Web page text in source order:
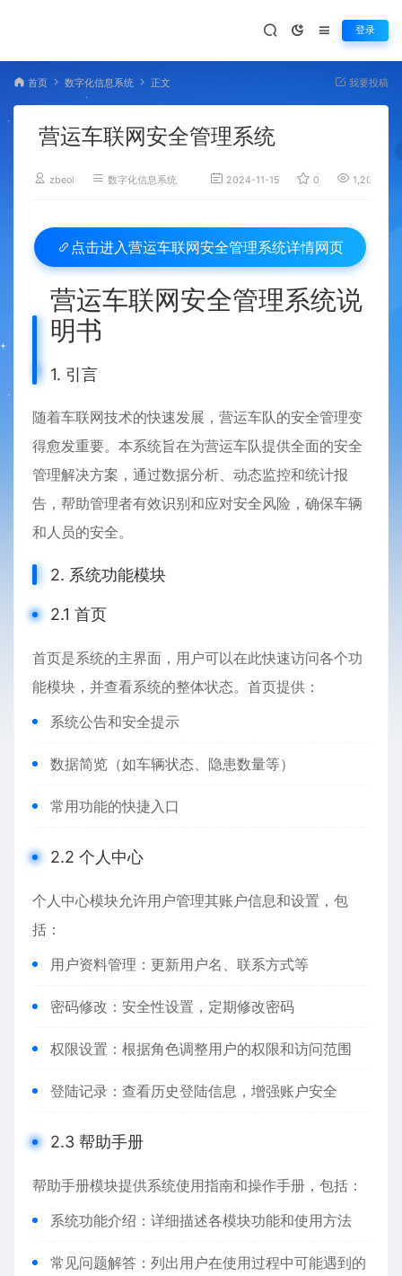
登录
首页 数字化信息系统 正文 我要投稿
营运车联网安全管理系统
zbeol 数字化信息系统 2024-11-15 0 1,204
点击进入 营运车联网安全管理系统详情网页
营运车联网安全管理系统说
明书
1. 引言
随着车联网技术的快速发展，营运车队的安全管理变
得愈发重要。本系统旨在为营运车队提供全面的安全
管理解决方案，通过数据分析、动态监控和统计报
告，帮助管理者有效识别和应对安全风险，确保车辆
和人员的安全。
2. 系统功能模块
2.1 首页
首页是系统的主界面，用户可以在此快速访问各个功
能模块，并查看系统的整体状态。首页提供：
系统公告和安全提示
数据简览（如车辆状态、隐患数量等）
常用功能的快捷入口
2.2 个人中心
个人中心模块允许用户管理其账户信息和设置，包
括：
用户资料管理：更新用户名、联系方式等
密码修改：安全性设置，定期修改密码
权限设置：根据角色调整用户的权限和访问范围
登陆记录：查看历史登陆信息，增强账户安全
2.3 帮助手册
帮助手册模块提供系统使用指南和操作手册，包括：
系统功能介绍：详细描述各模块功能和使用方法
常见问题解答：列出用户在使用过程中可能遇到的